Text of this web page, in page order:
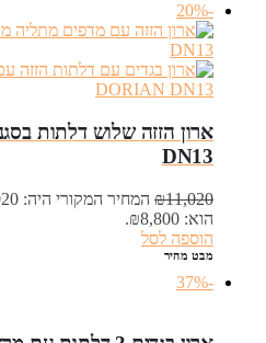
-20%
DN13
₪11,020 המחיר המקורי היה: ₪11,020.
הוא: ₪8,800.
הוספה לסל
מבט מהיר
-37%